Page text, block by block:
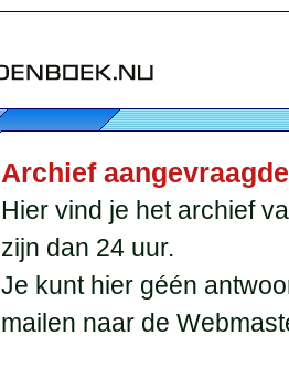
Archief
Hier vind je het archief
zijn dan 24 uur.
Je kunt hier géén
mailen naar de